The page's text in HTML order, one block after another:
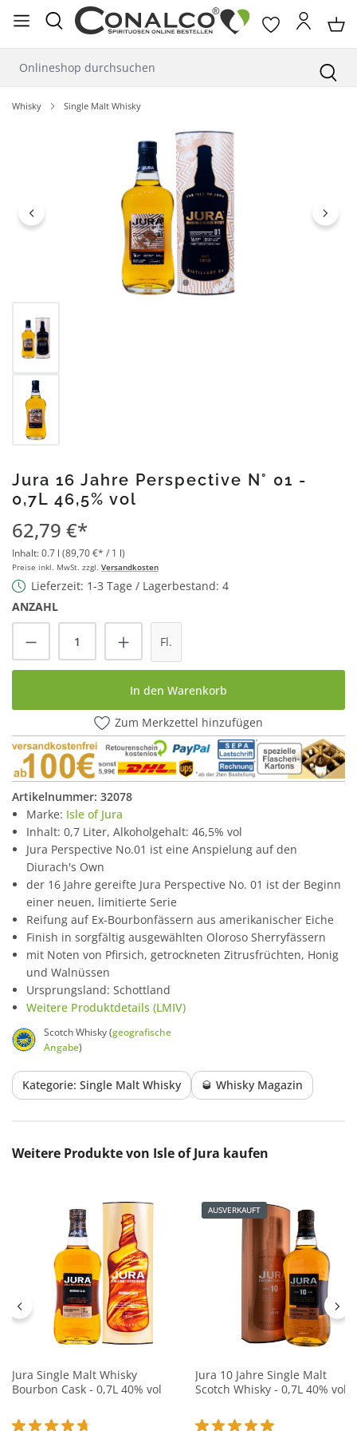
springen
Whisky Single Malt Whisky
Jura 16 Jahre Perspective N° 01 -
0,7L 46,5% vol
62,79 €*
Inhalt:0.7 l (89,70 €* / 1 l)
Preise inkl. MwSt. zzgl. Versandkosten
Lieferzeit: 1-3 Tage / Lagerbestand: 4
ANZAHL
Produkt Anzahl: Gib den gewünschten
Fl.
In den Warenkorb
Zum Merkzettel hinzufügen
Artikelnummer: 32078
Marke: Isle of Jura
Inhalt: 0,7 Liter, Alkoholgehalt: 46,5% vol
Jura Perspective No.01 ist eine Anspielung auf den
Diurach's Own
der 16 Jahre gereifte Jura Perspective No. 01 ist der Beginn
einer neuen, limitierte Serie
Reifung auf Ex-Bourbonfässern aus amerikanischer Eiche
Finish in sorgfältig ausgewählten Oloroso Sherryfässern
mit Noten von Pfirsich, getrockneten Zitrusfrüchten, Honig
und Walnüssen
Ursprungsland: Schottland
Weitere Produktdetails (LMIV)
Scotch Whisky (geografische
Angabe)
Kategorie: Single Malt Whisky 🥃 Whisky Magazin
Produktgalerie überspringen
Weitere Produkte von Isle of Jura kaufen
Jura Single Malt Whisky
Bourbon Cask - 0,7L 40% vol
AUSVERKAUFT
Jura 10 Jahre Single Malt
Scotch Whisky - 0,7L 40% vol